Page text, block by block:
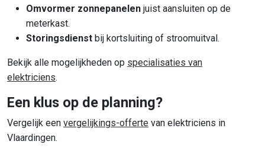
Omvormer zonnepanelen juist aansluiten op de
meterkast.
Storingsdienst bij kortsluiting of stroomuitval.
Bekijk alle mogelijkheden op specialisaties van
elektriciens.
Een klus op de planning?
Vergelijk een vergelijkings-offerte van elektriciens in
Vlaardingen.